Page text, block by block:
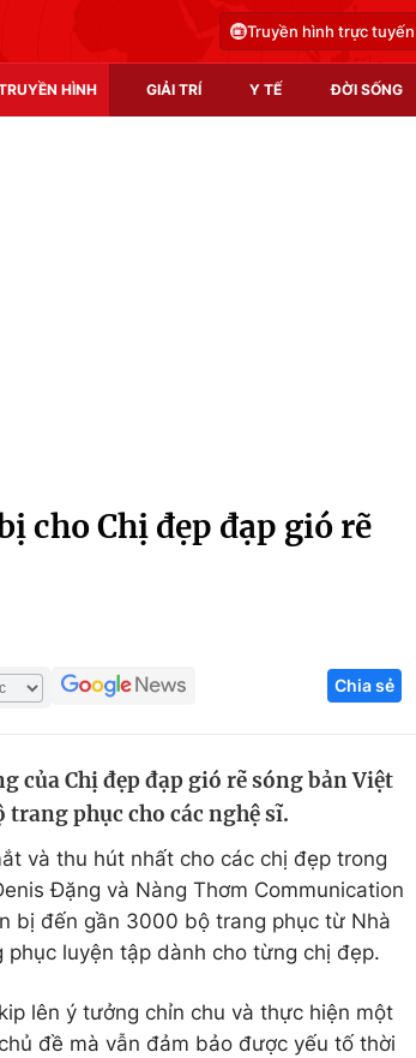
Truyền hình trực tuyến
HÌNH GIẢI TRÍ Y TẾ ĐỜI SỐNG
Infographic
sinh
Hitech Công
Thị trường
cho Chị đẹp đạp gió rẽ
Chia sẻ
Chị đẹp đạp gió rẽ sóng bản Việt
phục cho các nghệ sĩ.
và thu hút nhất cho các chị đẹp trong
Đặng và Nàng Thơm Communication
bị đến gần 3000 bộ trang phục từ Nhà
luyện tập dành cho từng chị đẹp.
lên ý tưởng chỉn chu và thực hiện một
đề mà vẫn đảm bảo được yếu tố thời